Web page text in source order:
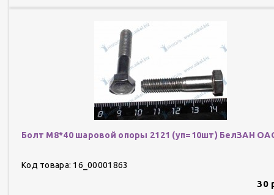
Болт М8*40 шаровой опоры 2121 (уп=10шт) БелЗАН
Код товара: 16_00001863
30